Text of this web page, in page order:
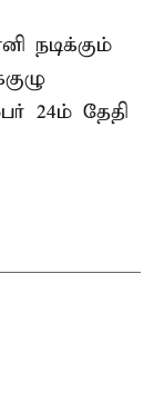
நடிக்கும்
24ம் தேதி